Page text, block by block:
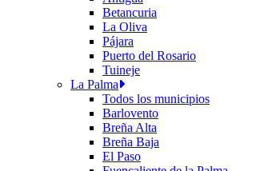
Betancuria
La Oliva
Pájara
Puerto del Rosario
Tuineje
La Palma
Todos los municipios
Barlovento
Breña Alta
Breña Baja
El Paso